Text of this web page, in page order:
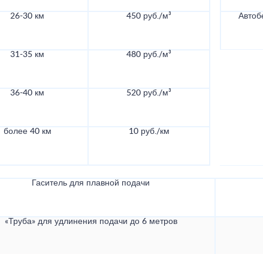
26-30 км 450 руб./м³
31-35 км 480 руб./м³
36-40 км 520 руб./м³
более 40 км 10 руб./км
Гаситель для плавной подачи
«Труба» для удлинения подачи до 6 метров